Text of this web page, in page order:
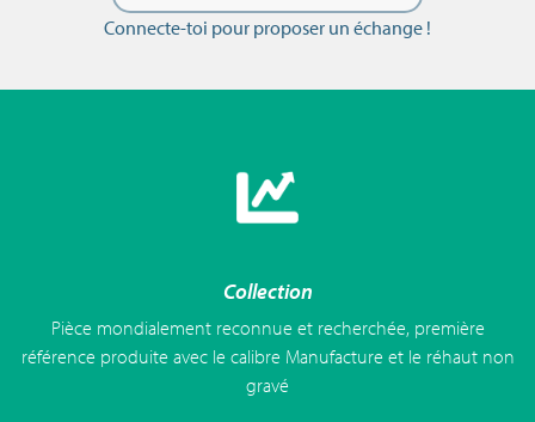
Connecte-toi pour proposer un échange !
Collection
Pièce mondialement reconnue et recherchée, première
référence produite avec le calibre Manufacture et le réhaut non
gravé